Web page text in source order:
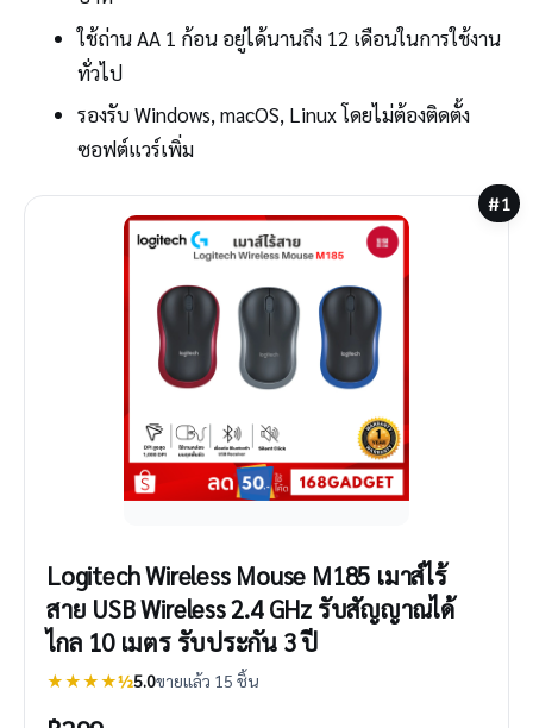
ใช้ถ่าน AA 1 ก้อน อยู่ได้นานถึง 12 เดือนในการใช้งาน
ทั่วไป
รองรับ Windows, macOS, Linux โดยไม่ต้องติดตั้ง
ซอฟต์แวร์เพิ่ม
#1
Logitech Wireless Mouse M185 เมาส์ไร้
สาย USB Wireless 2.4 GHz รับสัญญาณได้
ไกล 10 เมตร รับประกัน 3 ปี
★★★★½5.0ขายแล้ว 15 ชิ้น